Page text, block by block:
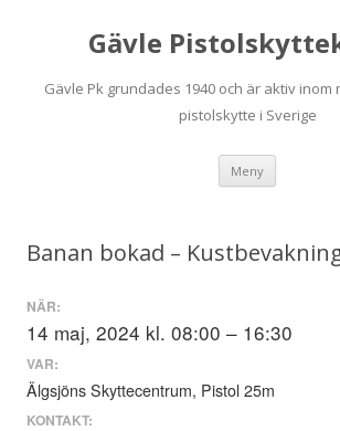
Gävle
Gävle Pk grundades 1940 och är aktiv inom
pistolskytte i Sverige
Meny
Banan bokad –
NÄR:
14 maj, 2024 kl. 08:00 – 16:30
VAR:
Älgsjöns Skyttecentrum, Pistol 25m
KONTAKT: